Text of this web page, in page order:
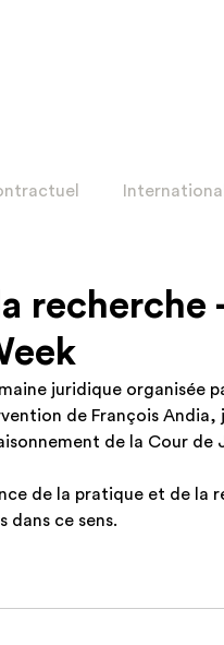
International
Contentieux ENG
recherche
juridique organisée
de François
de la Cour de
de la pratique et de la
dans ce sens.